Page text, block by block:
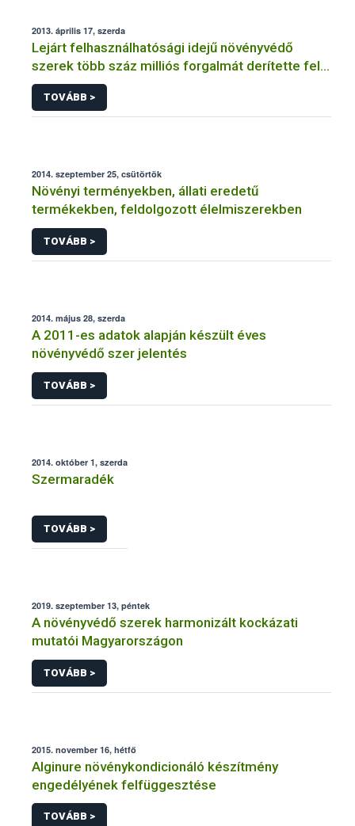
2013. április 17, szerda
Lejárt felhasználhatósági idejű növényvédő
szerek több száz milliós forgalmát derítette fel a
NÉBIH
TOVÁBB >
2014. szeptember 25, csütörtök
Növényi terményekben, állati eredetű
termékekben, feldolgozott élelmiszerekben
TOVÁBB >
2014. május 28, szerda
A 2011-es adatok alapján készült éves
növényvédő szer jelentés
TOVÁBB >
2014. október 1, szerda
Szermaradék
TOVÁBB >
2019. szeptember 13, péntek
A növényvédő szerek harmonizált kockázati
mutatói Magyarországon
TOVÁBB >
2015. november 16, hétfő
Alginure növénykondicionáló készítmény
engedélyének felfüggesztése
TOVÁBB >